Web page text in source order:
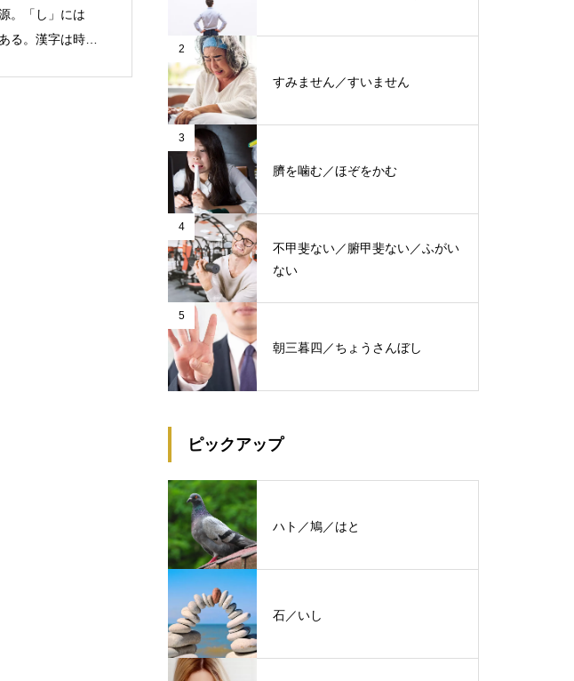
。「し」には
る。漢字は時日
2
すみません／すいません
3
臍を噛む／ほぞをかむ
4
不甲斐ない／腑甲斐ない／ふがい
ない
5
朝三暮四／ちょうさんぼし
ピックアップ
ハト／鳩／はと
石／いし